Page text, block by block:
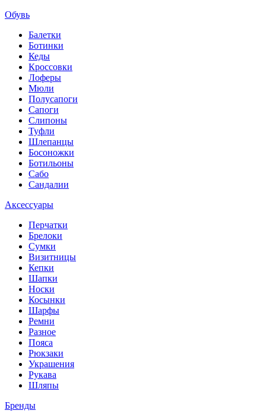
Обувь
Балетки
Ботинки
Кеды
Кроссовки
Лоферы
Мюли
Полусапоги
Сапоги
Слипоны
Туфли
Шлепанцы
Босоножки
Ботильоны
Сабо
Сандалии
Аксессуары
Перчатки
Брелоки
Сумки
Визитницы
Кепки
Шапки
Носки
Косынки
Шарфы
Ремни
Разное
Пояса
Рюкзаки
Украшения
Рукава
Шляпы
Бренды